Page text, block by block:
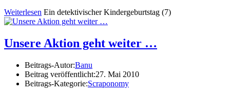
Weiterlesen Ein detektivischer Kindergeburtstag (7)
Unsere Aktion geht weiter …
Beitrags-Autor:Banu
Beitrag veröffentlicht:27. Mai 2010
Beitrags-Kategorie:Scraponomy